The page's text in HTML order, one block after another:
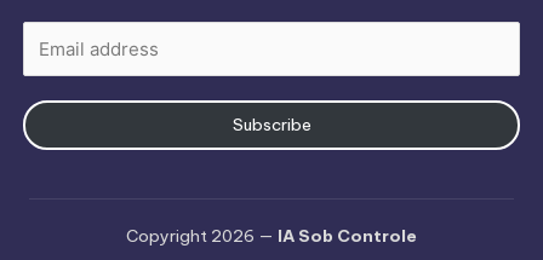
Subscribe
Copyright 2026 — IA Sob Controle